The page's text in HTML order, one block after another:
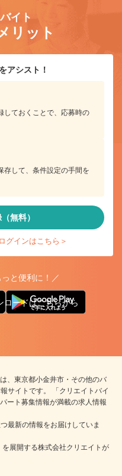
イト
リット
アシスト！
しておくことで、応募時の
存して、条件設定の手間を
無料）
グインはこちら＞
と便利に！／
ロードはこちらから
、東京都小金井市・その他のバ
サイトです。 「クリエイトバイ
ート募集情報が満載の求人情報
最新の情報をお届けしていま
展開する株式会社クリエイトが